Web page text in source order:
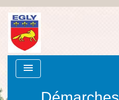
menu